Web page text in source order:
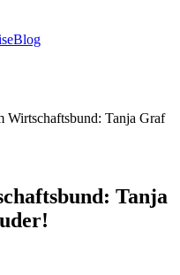
Blog
Wirtschaftsbund: Tanja Graf
Tanja